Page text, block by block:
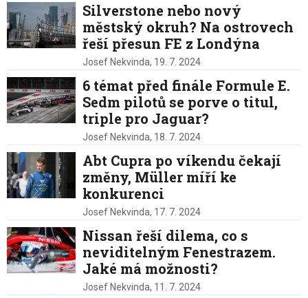
Silverstone nebo nový
městský okruh? Na ostrovech
řeší přesun FE z Londýna
Josef Nekvinda, 19. 7. 2024
6 témat před finále Formule E.
Sedm pilotů se porve o titul,
triple pro Jaguar?
Josef Nekvinda, 18. 7. 2024
Abt Cupra po víkendu čekají
změny, Müller míří ke
konkurenci
Josef Nekvinda, 17. 7. 2024
Nissan řeší dilema, co s
neviditelným Fenestrazem.
Jaké má možnosti?
Josef Nekvinda, 11. 7. 2024